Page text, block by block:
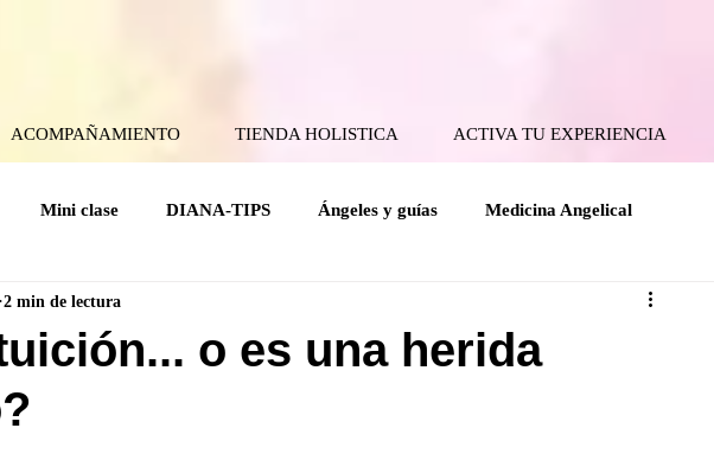
ACOMPAÑAMIENTO TIENDA HOLISTICA ACTIVA TU EXPERIENCIA
Mini clase DIANA-TIPS Ángeles y guías Medicina Angelical
Coaching Angelical Tanatología Angelical
o es una herida
2 min de lectura